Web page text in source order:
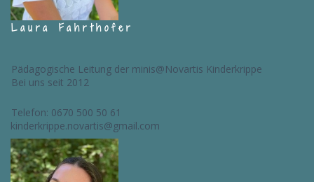
Laura Fahrthofer
Pädagogische Leitung der minis@Novartis Kinderkrippe
Bei uns seit 2012
Telefon: 0670 500 50 61
kinderkrippe.novartis@gmail.com